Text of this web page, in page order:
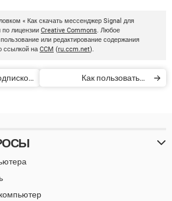
« Как скачать мессенджер Signal для
по лицензии Creative Commons. Любое
или редактирование содержания
ссылкой на CCM (ru.ccm.net).
Как пользоваться